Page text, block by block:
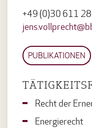
+49 (0)30 611
PUBLIKATIONEN
Recht der
Energierecht